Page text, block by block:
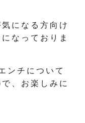
になる方向け
なっておりま
ンチについて
、お楽しみに